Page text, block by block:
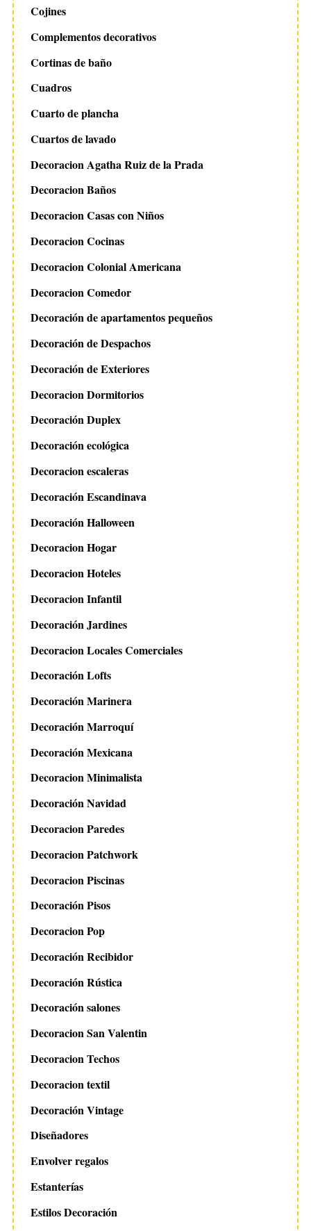
Cojines
Complementos decorativos
Cortinas de baño
Cuadros
Cuarto de plancha
Cuartos de lavado
Decoracion Agatha Ruiz de la Prada
Decoracion Baños
Decoracion Casas con Niños
Decoracion Cocinas
Decoracion Colonial Americana
Decoracion Comedor
Decoración de apartamentos pequeños
Decoración de Despachos
Decoración de Exteriores
Decoracion Dormitorios
Decoración Duplex
Decoración ecológica
Decoracion escaleras
Decoración Escandinava
Decoración Halloween
Decoracion Hogar
Decoracion Hoteles
Decoracion Infantil
Decoración Jardines
Decoracion Locales Comerciales
Decoración Lofts
Decoración Marinera
Decoración Marroquí
Decoración Mexicana
Decoracion Minimalista
Decoración Navidad
Decoracion Paredes
Decoracion Patchwork
Decoracion Piscinas
Decoración Pisos
Decoracion Pop
Decoración Recibidor
Decoración Rústica
Decoración salones
Decoracion San Valentin
Decoracion Techos
Decoracion textil
Decoración Vintage
Diseñadores
Envolver regalos
Estanterías
Estilos Decoración